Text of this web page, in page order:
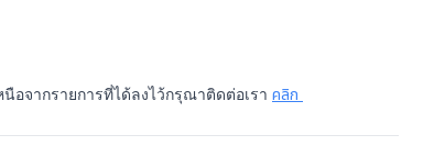
อจากรายการที่ได้ลงไว้กรุณาติดต่อเรา คลิก